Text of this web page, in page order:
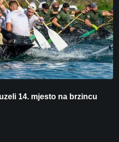
14. mjesto na brzincu